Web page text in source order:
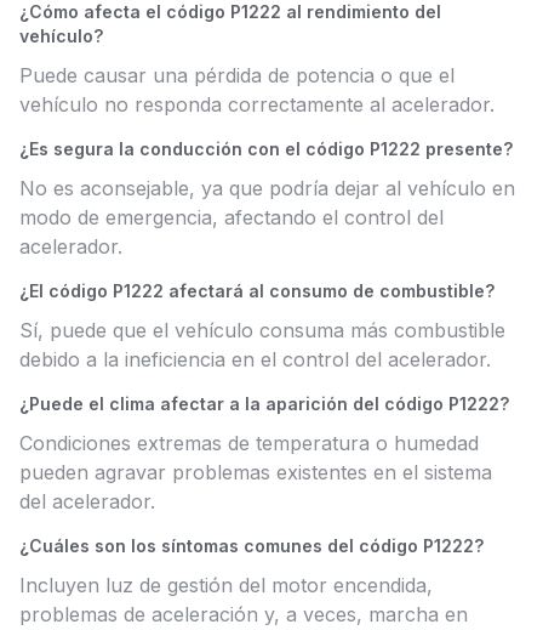
¿Cómo afecta el código P1222 al rendimiento del
vehículo?
Puede causar una pérdida de potencia o que el
vehículo no responda correctamente al acelerador.
¿Es segura la conducción con el código P1222 presente?
No es aconsejable, ya que podría dejar al vehículo en
modo de emergencia, afectando el control del
acelerador.
¿El código P1222 afectará al consumo de combustible?
Sí, puede que el vehículo consuma más combustible
debido a la ineficiencia en el control del acelerador.
¿Puede el clima afectar a la aparición del código P1222?
Condiciones extremas de temperatura o humedad
pueden agravar problemas existentes en el sistema
del acelerador.
¿Cuáles son los síntomas comunes del código P1222?
Incluyen luz de gestión del motor encendida,
problemas de aceleración y, a veces, marcha en